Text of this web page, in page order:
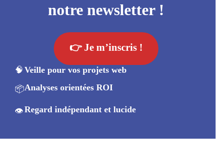
notre newsletter !
👉 Je m’inscris !
🧠 Veille pour vos projets web
📦Analyses orientées ROI
👁️Regard indépendant et lucide